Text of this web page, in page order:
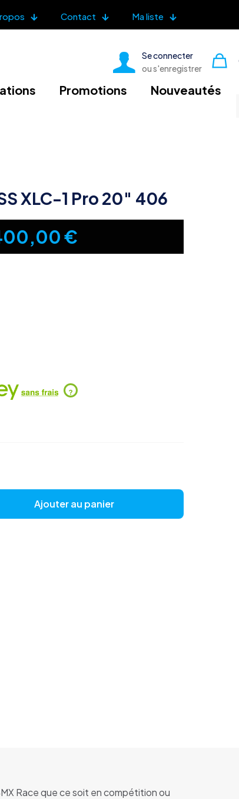
Contact Ma liste
Se connecter
ou s'enregistrer
Promotions
Nouveautés
XLC-1 Pro 20″ 406
€
?
Ajouter au panier
Race que ce soit en compétition ou